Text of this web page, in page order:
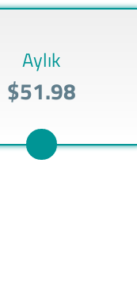
Aylık
$51.98